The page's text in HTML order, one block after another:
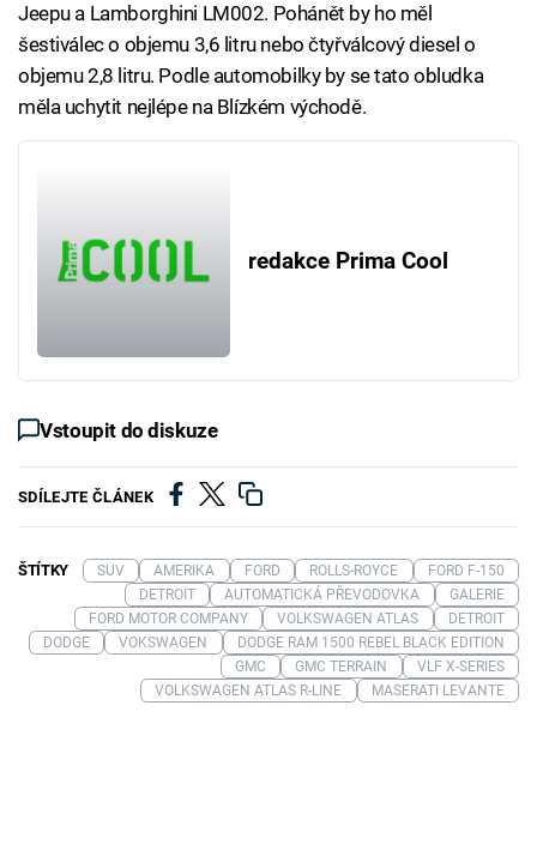
Jeepu a Lamborghini LM002. Pohánět by ho měl
šestiválec o objemu 3,6 litru nebo čtyřválcový diesel o
objemu 2,8 litru. Podle automobilky by se tato obludka
měla uchytit nejlépe na Blízkém východě.
redakce Prima Cool
Vstoupit do diskuze
SDÍLEJTE ČLÁNEK
ŠTÍTKY SUV AMERIKA FORD ROLLS-ROYCE
FORD F-150
DETROIT
AUTOMATICKÁ PŘEVODOVKA
GALERIE
FORD MOTOR COMPANY
VOLKSWAGEN ATLAS
DETROIT
DODGE
VOKSWAGEN
DODGE RAM 1500 REBEL BLACK EDITION
GMC
GMC TERRAIN
VLF X-SERIES
VOLKSWAGEN ATLAS R-LINE
MASERATI LEVANTE